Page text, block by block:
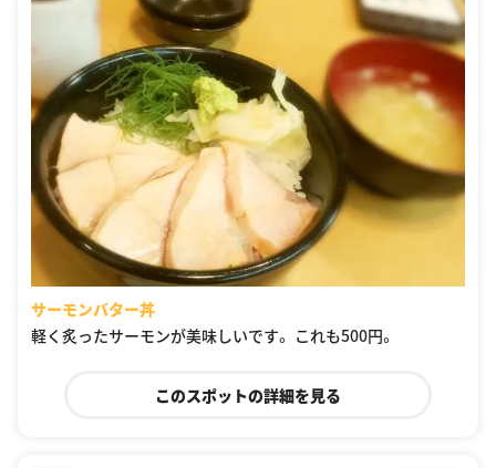
サーモンバター丼
軽く炙ったサーモンが美味しいです。 これも500円。
このスポットの詳細を見る